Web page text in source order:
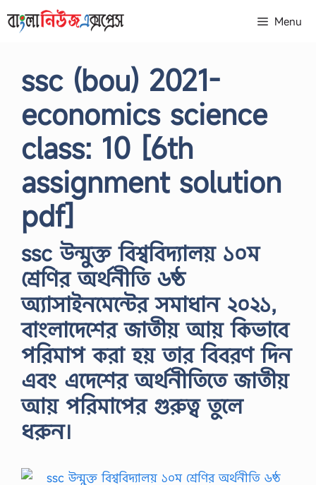
to
Menu
ssc (bou) 2021-
economics science
class: 10 [6th
assignment solution
pdf]
ssc উন্মুক্ত বিশ্ববিদ্যালয় ১০ম
শ্রেণির অর্থনীতি ৬ষ্ঠ
অ্যাসাইনমেন্টের সমাধান ২০২১,
বাংলাদেশের জাতীয় আয় কিভাবে
পরিমাপ করা হয় তার বিবরণ দিন
এবং এদেশের অর্থনীতিতে জাতীয়
আয় পরিমাপের গুরুত্ব তুলে
ধরুন।